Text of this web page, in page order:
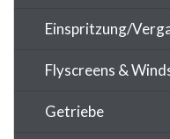
Einspritzung/
Flyscreens &
Getriebe